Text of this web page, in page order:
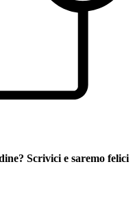
Scrivici e saremo felici